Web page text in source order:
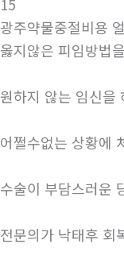
광주약물중절비용
옳지않은 피임방법
원하지 않는 임신을
어쩔수없는 상황에
수술이 부담스러운
전문의가 낙태후 회